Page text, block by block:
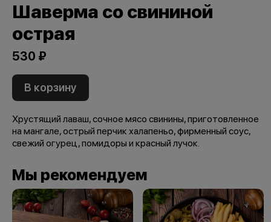
Шаверма со свининой
острая
530 ₽
В корзину
Хрустящий лаваш, сочное мясо свинины, приготовленное
на мангале, острый перчик халапеньо, фирменный соус,
свежий огурец, помидоры и красный лучок.
Мы рекомендуем